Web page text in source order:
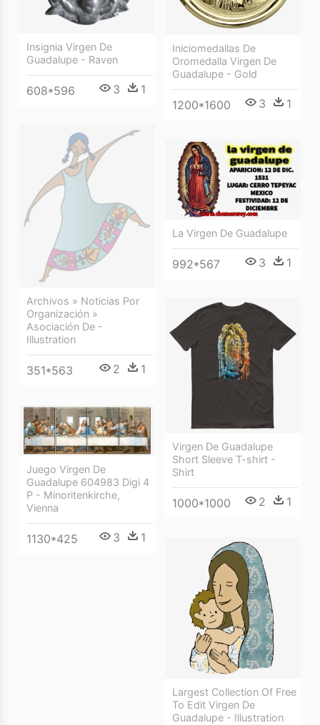
Insignia Virgen De
Guadalupe - Raven
608*596 3 1
Iniciomedallas De
Oromedalla Virgen De
Guadalupe - Gold
1200*1600 3 1
Archivos » Noticias Por
Organización »
Asociación De -
Illustration
351*563 2 1
La Virgen De Guadalupe
992*567 3 1
Virgen De Guadalupe
Short Sleeve T-shirt -
Shirt
1000*1000 2 1
Juego Virgen De
Guadalupe 604983 Digi 4
P - Minoritenkirche,
Vienna
1130*425 3 1
Largest Collection Of Free
To Edit Virgen De
Guadalupe - Illustration